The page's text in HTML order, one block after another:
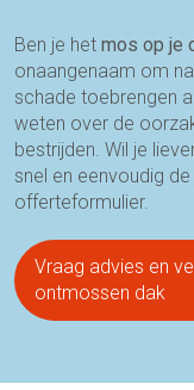
Ben je het mos op je
onaangenaam om
schade toebrengen
weten over de
bestrijden. Wil je
snel en eenvoudig
offerteformulier.
Vraag advies en
ontmossen dak